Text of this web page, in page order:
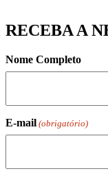
RECEBA A
Nome Completo
E-mail (obrigatório)